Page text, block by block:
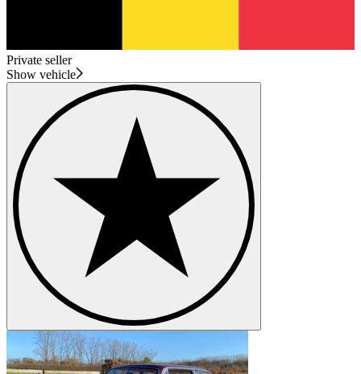
Private seller
Show vehicle